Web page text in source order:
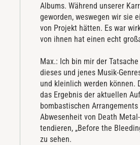
Albums. Während unserer
geworden, weswegen wir sie
von Projekt hätten. Es war
von ihnen hat einen echt
Max.: Ich bin mir der
dieses und jenes Musik-
und kleinlich werden können.
das Ergebnis der aktuellen
bombastischen
Abwesenheit von Death
tendieren, „Before the
zu sehen.